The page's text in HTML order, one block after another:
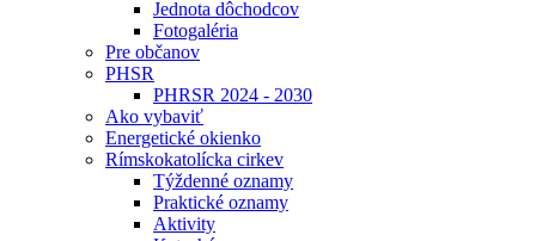
Jednota dôchodcov
Fotogaléria
Pre občanov
PHSR
PHRSR 2024 - 2030
Ako vybaviť
Energetické okienko
Rímskokatolícka cirkev
Týždenné oznamy
Praktické oznamy
Aktivity